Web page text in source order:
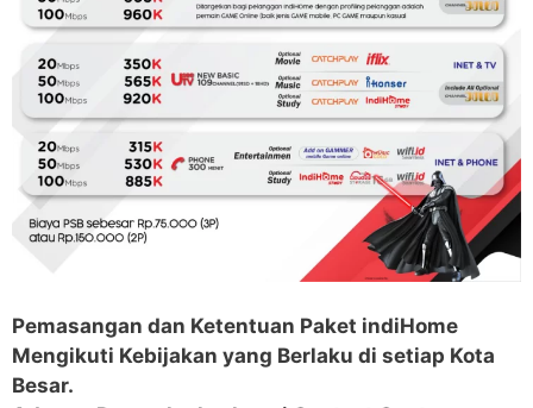
Pemasangan dan Ketentuan Paket indiHome
Mengikuti Kebijakan yang Berlaku di setiap Kota
Besar.